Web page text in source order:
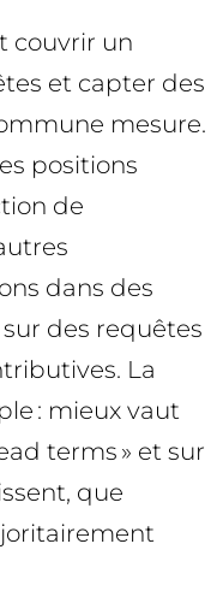
couvrir un
et capter des
mesure.
positions
de
dans des
des requêtes
La
: mieux vaut
terms » et sur
que